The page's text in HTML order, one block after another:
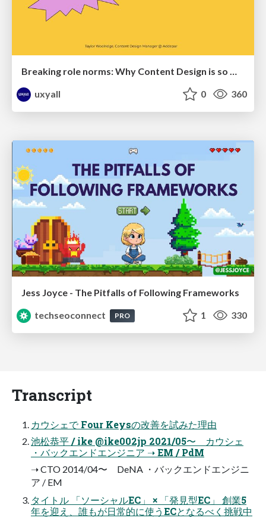
Breaking role norms: Why Content Design is so much more than writing copy - Taylor Woolridge
uxyall
0 360
Jess Joyce - The Pitfalls of Following Frameworks
techseoconnect
PRO 1 330
Transcript
カウシェで Four Keysの改善を試みた理由
池松恭平 / ike @ike002jp 2021/05〜 カウシェ
・バックエンドエンジニア ➝ EM / PdM
➝ CTO 2014/04〜 DeNA ・バックエンドエンジニ
ア / EM
タイトル 「ソーシャルEC」 × 「発⾒型EC」 創業5
年を迎え、誰もが⽇常的に使うECとなるべく挑戦中